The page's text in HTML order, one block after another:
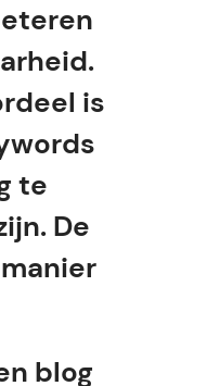
is
te
De
blog